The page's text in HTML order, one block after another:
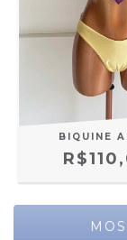
BIQUINE